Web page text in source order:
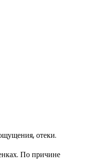
отеки.
По причине